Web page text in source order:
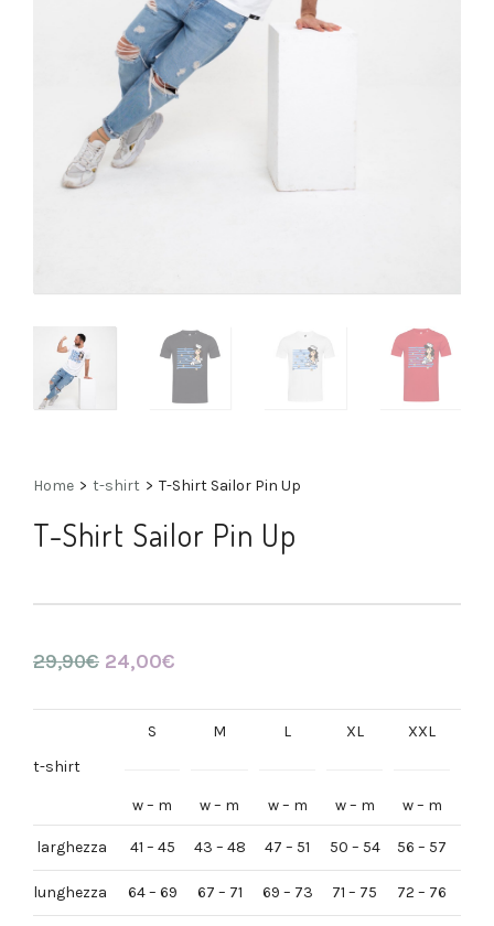
Home > t-shirt > T-Shirt Sailor Pin Up
T-Shirt Sailor Pin Up
29,90€ Il
originale
24,00€
attuale
t-shirt
S
w – m
M
w – m
L
w – m
XL
w – m
XXL
w – m
larghezza 41 – 45 43 – 48 47 – 51 50 – 54 56 – 57
lunghezza 64 – 69 67 – 71 69 – 73 71 – 75 72 – 76